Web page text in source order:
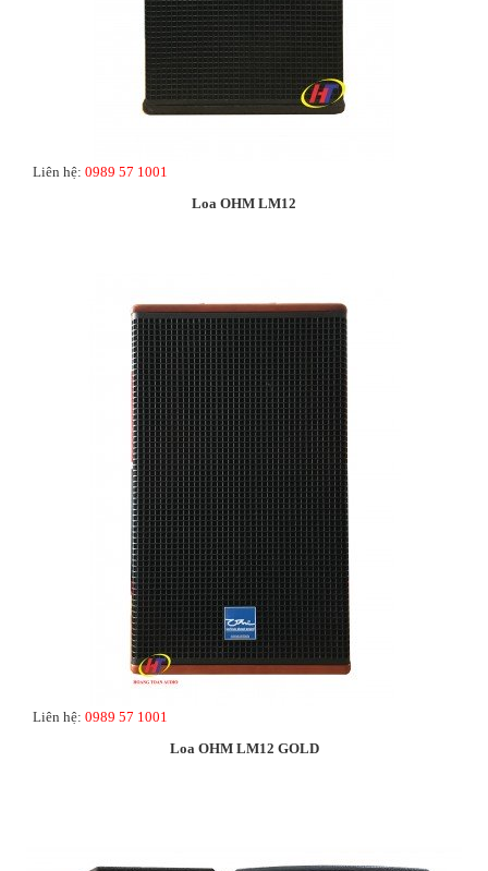
Liên hệ: 0989 57 1001
Loa OHM LM12
Liên hệ: 0989 57 1001
Loa OHM LM12 GOLD